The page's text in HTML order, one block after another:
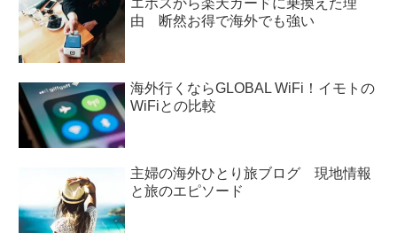
由 断然お得で海外でも強い
海外行くならGLOBAL WiFi！イモトの
WiFiとの比較
主婦の海外ひとり旅ブログ 現地情報
と旅のエピソード